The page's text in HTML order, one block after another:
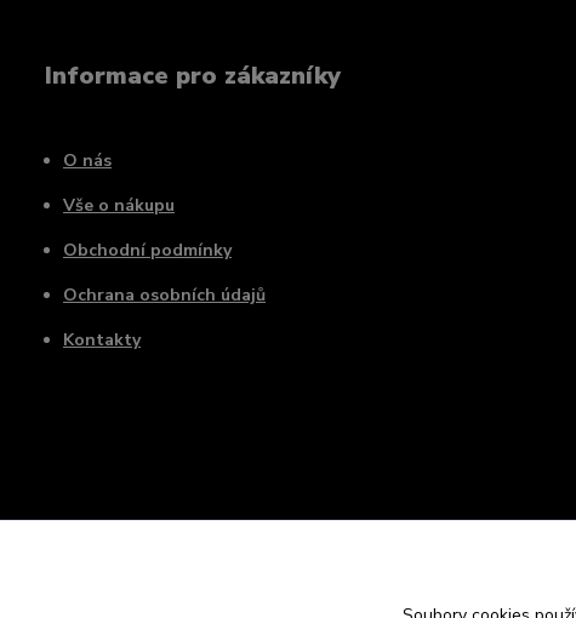
Informace pro zákazníky
O nás
Vše o nákupu
Obchodní podmínky
Ochrana osobních údajů
Kontakty